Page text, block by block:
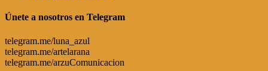
Únete a nosotros en Telegram
telegram.me/luna_azul
telegram.me/artelarana
telegram.me/arzuComunicacion